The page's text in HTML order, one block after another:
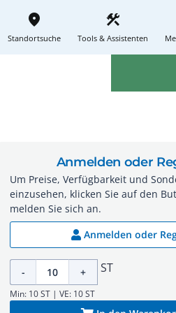
place
Standortsuche
construction
Tools & Assistenten
Anmelden oder
Um Preise, Verfügbarkeit und
einzusehen, klicken Sie auf den
melden Sie sich an.
Anmelden oder
- + ST
Min: 10 ST | VE: 10 ST